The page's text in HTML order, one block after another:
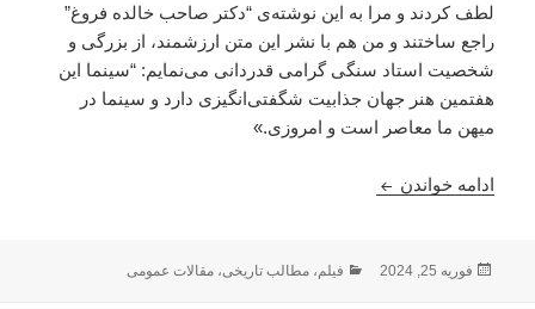
لطف کردند و مرا به این نوشته‌ی “دکتر صاحب خالده فروغ”
راجع ساختند و من هم با نشر این متن ارزشمند، از بزرگی و
شخصیت استاد سنگی گرامی قدردانی می‌نمایم: “سینما این
هفتمین هنر جهان جذابیت شگفتی‌انگیزی دارد و سینما در
میهن ما معاصر است و امروزی.»
ادامه خواندن شخصیت چند‌بُعدی«سلام سنگی» این اسطوره‌ی
ارسال
فوریه 25, 2024 دسته‌ها
فیلم،مطالب تاریخی،مقالات عمومی